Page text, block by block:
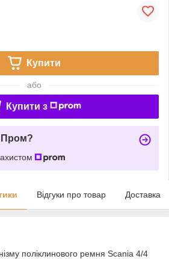
Купити
або
Купити з
Пром?
Відгуки про товар Доставка
поліклинового ремня Scania 4/4